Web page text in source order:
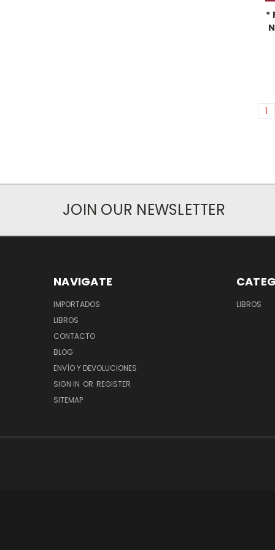
*
1
JOIN OUR NEWSLETTER
NAVIGATE
IMPORTADOS
LIBROS
CONTACTO
BLOG
ENVÍO Y DEVOLUCIONES
SIGN IN OR REGISTER
SITEMAP
LIBROS